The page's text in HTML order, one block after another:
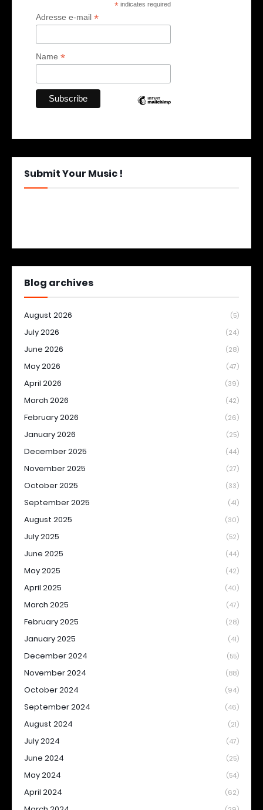
* indicates required
Adresse e-mail *
Name *
Submit Your Music !
Blog archives
August 2026 (5)
July 2026 (24)
June 2026 (28)
May 2026 (47)
April 2026 (39)
March 2026 (42)
February 2026 (26)
January 2026 (25)
December 2025 (44)
November 2025 (27)
October 2025 (33)
September 2025 (41)
August 2025 (30)
July 2025 (52)
June 2025 (44)
May 2025 (42)
April 2025 (40)
March 2025 (47)
February 2025 (28)
January 2025 (41)
December 2024 (55)
November 2024 (88)
October 2024 (94)
September 2024 (46)
August 2024 (21)
July 2024 (47)
June 2024 (25)
May 2024 (54)
April 2024 (62)